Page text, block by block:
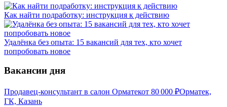
Как найти подработку: инструкция к действию
Удалёнка без опыта: 15 вакансий для тех, кто хочет
попробовать новое
Вакансии дня
Продавец-консультант в салон Орматекот 80 000 ₽Орматек,
ГК, Казань